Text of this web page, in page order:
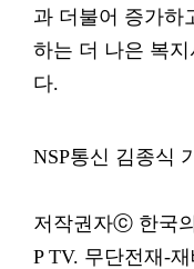
과 더불어 증가하
하는 더 나은 복지
다.
NSP통신 김종식
저작권자ⓒ 한국
P TV. 무단전재-